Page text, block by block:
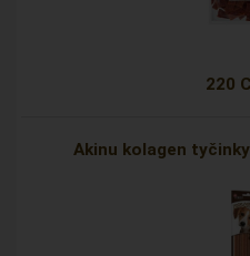
220
Akinu kolagen